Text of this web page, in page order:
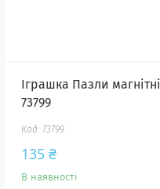
Іграшка Пазли магнітні
73799
73799
135 ₴
В наявності